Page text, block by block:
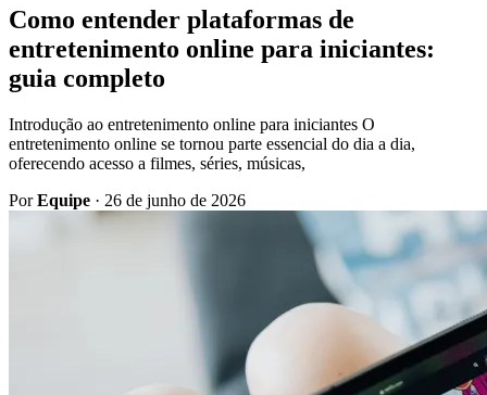
Como entender plataformas de
entretenimento online para iniciantes:
guia completo
Introdução ao entretenimento online para iniciantes O
entretenimento online se tornou parte essencial do dia a dia,
oferecendo acesso a filmes, séries, músicas,
PorEquipe · 26 de junho de 2026